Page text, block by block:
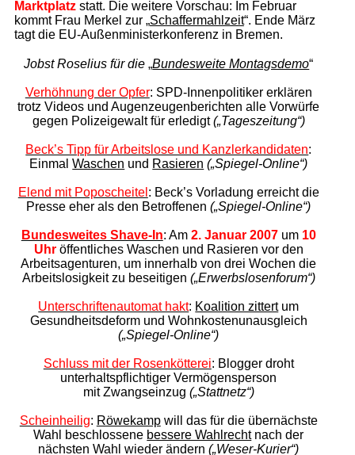
Marktplatzstatt. Die weitere Vorschau: Im Februar
kommt Frau Merkel zur „Schaffermahlzeit“. Ende März
tagt die EU-Außenministerkonferenz in Bremen.
Jobst Roselius für die „Bundesweite Montagsdemo“
Verhöhnung der Opfer: SPD-Innenpolitiker erklären
trotz Videos und Augenzeugen­berichten alle Vorwürfe
gegen Polizeigewalt für erledigt(„Tageszeitung“)
Beck’s Tipp für Arbeitslose und Kanzlerkandidaten:
EinmalWaschen und Rasieren („Spiegel-Online“)
Elend mit Poposcheitel : Beck’s Vorladung erreicht die
Presseeher als den Betroffenen(„Spiegel-Online“)
Bundesweites Shave-In: Am 2. Januar 2007um 10
Uhröffentliches Waschen und Rasieren vor den
Arbeitsagenturen, um innerhalb von drei Wochen die
Arbeitslosigkeit zu beseitigen („Erwerbslosenforum“)
Unterschriftenautomat hakt: Koalition zittertum
Gesundheitsdeform und Wohnkostenunausgleich
(„Spiegel-Online“)
Schluss mit der Rosenkötterei: Blogger droht
unterhaltspflichtigerVermögensperson
mit Zwangseinzug („Stattnetz“)
Scheinheilig: Röwekampwill das für die übernächste
Wahl beschlossene bessere Wahlrechtnach der
nächsten Wahl wieder ändern(„Weser-Kurier“)